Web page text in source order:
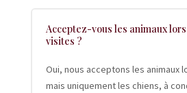
Acceptez-vous les animaux
visites ?
Oui, nous acceptons les animaux
mais uniquement les chiens, à